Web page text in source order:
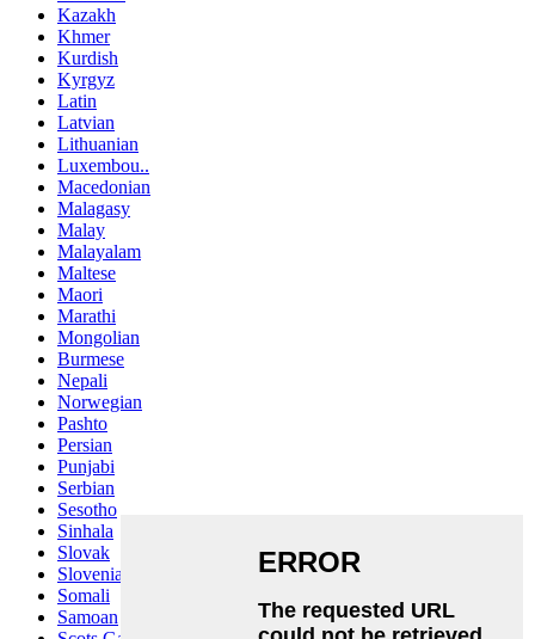
Kazakh
Khmer
Kurdish
Kyrgyz
Latin
Latvian
Lithuanian
Luxembou..
Macedonian
Malagasy
Malay
Malayalam
Maltese
Maori
Marathi
Mongolian
Burmese
Nepali
Norwegian
Pashto
Persian
Punjabi
Serbian
Sesotho
Sinhala
Slovak
Slovenian
Somali
Samoan